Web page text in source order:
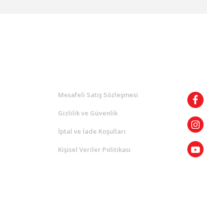
Mesafeli Satış Sözleşmesi
Gizlilik ve Güvenlik
İptal ve İade Koşulları
Kişisel Veriler Politikası